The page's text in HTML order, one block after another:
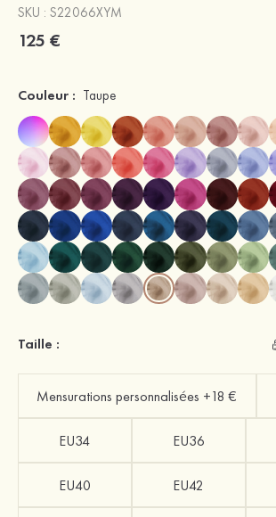
SKU : S22066XYM
125 €
Couleur : Taupe
Taille :
Mensurations personnalisées +18 €
EU34 EU36
EU40 EU42